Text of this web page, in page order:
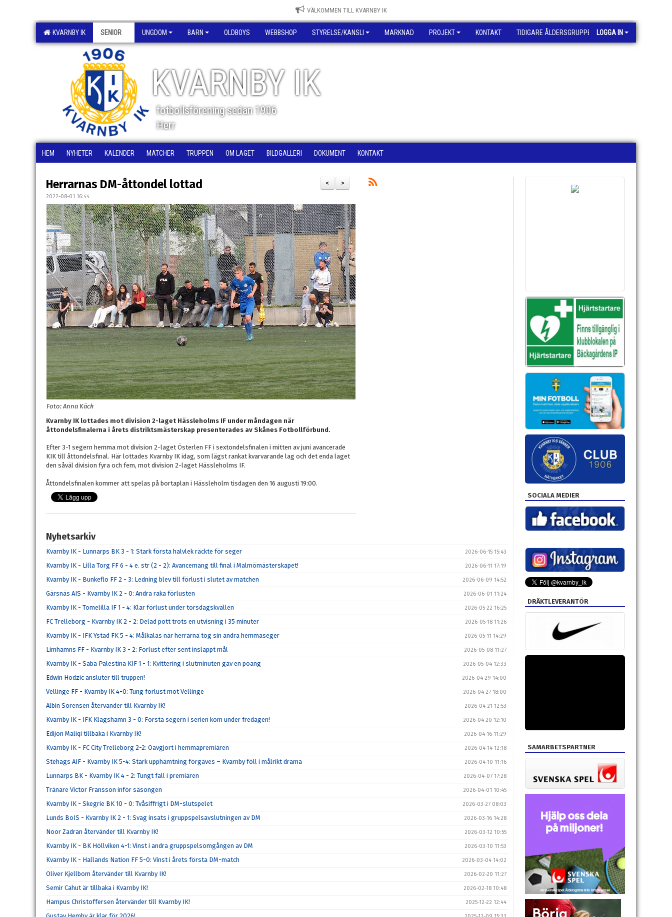
VÄLKOMMEN TILL KVARNBY IK
KVARNBY IK SENIOR UNGDOM BARN OLDBOYS WEBBSHOP STYRELSE/KANSLI MARKNAD PROJEKT KONTAKT TIDIGARE ÅLDERSGRUPPER LOGGA IN
KVARNBY IK
fotbollsförening sedan 1906
Herr
HEM NYHETER KALENDER MATCHER TRUPPEN OM LAGET BILDGALLERI DOKUMENT KONTAKT
>
<
Herrarnas DM-åttondel lottad
2022-08-01 16:44
Foto: Anna Käck
Kvarnby IK lottades mot division 2-laget Hässleholms IF under måndagen när
åttondelsfinalerna i årets distriktsmästerskap presenterades av Skånes Fotbollförbund.
Efter 3-1 segern hemma mot division 2-laget Österlen FF i sextondelsfinalen i mitten av juni avancerade
KIK till åttondelsfinal. Här lottades Kvarnby IK idag, som lägst rankat kvarvarande lag och det enda laget
den såväl division fyra och fem, mot division 2-laget Hässleholms IF.
Åttondelsfinalen kommer att spelas på bortaplan i Hässleholm tisdagen den 16 augusti 19:00.
Nyhetsarkiv
Kvarnby IK - Lunnarps BK 3 - 1: Stark första halvlek räckte för seger 2026-06-15 15:43
Kvarnby IK - Lilla Torg FF 6 - 4 e. str (2 - 2): Avancemang till final i Malmömästerskapet! 2026-06-11 17:19
Kvarnby IK - Bunkeflo FF 2 - 3: Ledning blev till förlust i slutet av matchen 2026-06-09 14:52
Gärsnäs AIS - Kvarnby IK 2 - 0: Andra raka förlusten 2026-06-01 11:24
Kvarnby IK - Tomelilla IF 1 - 4: Klar förlust under torsdagskvällen 2026-05-22 16:25
FC Trelleborg - Kvarnby IK 2 - 2: Delad pott trots en utvisning i 35 minuter 2026-05-18 11:26
Kvarnby IK - IFK Ystad FK 5 - 4: Målkalas när herrarna tog sin andra hemmaseger 2026-05-11 14:29
Limhamns FF - Kvarnby IK 3 - 2: Förlust efter sent insläppt mål 2026-05-08 11:27
Kvarnby IK - Saba Palestina KIF 1 - 1: Kvittering i slutminuten gav en poäng 2026-05-04 12:33
Edwin Hodzic ansluter till truppen! 2026-04-29 14:00
Vellinge FF - Kvarnby IK 4-0: Tung förlust mot Vellinge 2026-04-27 18:00
Albin Sörensen återvänder till Kvarnby IK! 2026-04-21 12:53
Kvarnby IK - IFK Klagshamn 3 - 0: Första segern i serien kom under fredagen! 2026-04-20 12:10
Edijon Maliqi tillbaka i Kvarnby IK! 2026-04-16 11:29
Kvarnby IK - FC City Trelleborg 2-2: Oavgjort i hemmapremiären 2026-04-14 12:18
Stehags AIF - Kvarnby IK 5-4: Stark upphämtning förgäves – Kvarnby föll i målrikt drama 2026-04-10 11:16
Lunnarps BK - Kvarnby IK 4 - 2: Tungt fall i premiären 2026-04-07 17:28
Tränare Victor Fransson inför säsongen 2026-04-01 10:45
Kvarnby IK - Skegrie BK 10 - 0: Tvåsiffrigt i DM-slutspelet 2026-03-27 08:03
Lunds BoIS - Kvarnby IK 2 - 1: Svag insats i gruppspelsavslutningen av DM 2026-03-16 14:28
Noor Zadran återvänder till Kvarnby IK! 2026-03-12 10:55
Kvarnby IK - BK Höllviken 4-1: Vinst i andra gruppspelsomgången av DM 2026-03-10 11:53
Kvarnby IK - Hallands Nation FF 5-0: Vinst i årets första DM-match 2026-03-04 14:02
Oliver Kjellbom återvänder till Kvarnby IK! 2026-02-20 11:27
Semir Cahut är tillbaka i Kvarnby IK! 2026-02-18 10:48
Hampus Christoffersen återvänder till Kvarnby IK! 2025-12-22 12:44
SOCIALA MEDIER
DRÄKTLEVERANTÖR
SAMARBETSPARTNER